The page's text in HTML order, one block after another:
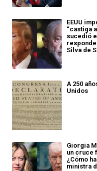
EEUU
“castiga
sucedió
Silva de
A 250
Unidos
Giorgia
un cruce
¿Cómo
ministra